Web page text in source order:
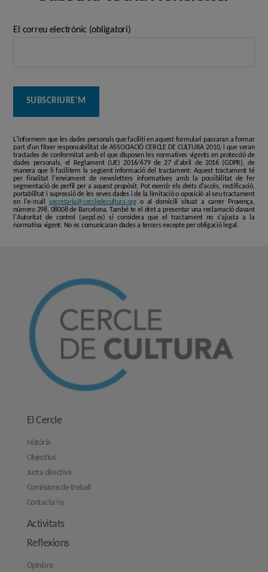
El correu electrònic (obligatori)
L'informem que les dades personals que faciliti en aquest formulari passaran a formar
part d'un fitxer responsabilitat de ASSOCIACIÓ CERCLE DE CULTURA 2010, i que seran
tractades de conformitat amb el que disposen les normatives vigents en protecció de
dades personals, el Reglament (UE) 2016/679 de 27 d'abril de 2016 (GDPR), de
manera que li facilitem la següent informació del tractament: Aquest tractament té
per finalitat l'enviament de newsletters informatives amb la possibilitat de fer
segmentació de perfil per a aquest propòsit. Pot exercir els drets d'accés, rectificació,
portabilitat i supressió de les seves dades i de la limitació o oposició al seu tractament
en l'e-mail secretaria@cercledecultura.orgo al domicili situat a carrer Provença,
número 298, 08008 de Barcelona. També te el dret a presentar una reclamació davant
l'Autoritat de control (aepd.es) si considera que el tractament no s'ajusta a la
normativa vigent. No es comunicaran dades a tercers excepte per obligació legal.
El Cercle
Història
Objectius
Junta directiva
Comissions de treball
Contacta’ns
Activitats
Reflexions
Opinions